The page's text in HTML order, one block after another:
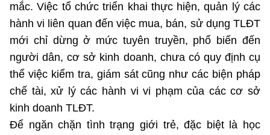
mắc. Việc tổ chức triển khai thực hiện, quản lý các
hành vi liên quan đến việc mua, bán, sử dụng TLĐT
mới chỉ dừng ở mức tuyên truyền, phổ biến đến
người dân, cơ sở kinh doanh, chưa có quy định cụ
thể việc kiểm tra, giám sát cũng như các biện pháp
chế tài, xử lý các hành vi vi phạm của các cơ sở
kinh doanh TLĐT.
Để ngăn chặn tình trạng giới trẻ, đặc biệt là học